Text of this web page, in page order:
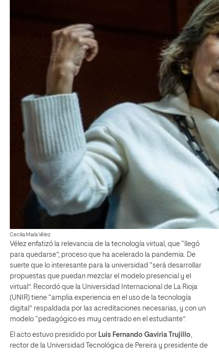
Cecilia María Vélez.
Vélez enfatizó la relevancia de la tecnología virtual, que “llegó
para quedarse”, proceso que ha acelerado la pandemia. De
suerte que lo interesante para la universidad “será desarrollar
propuestas que puedan mezclar el modelo presencial y el
virtual”. Recordó que la Universidad Internacional de La Rioja
(UNIR) tiene “amplia experiencia en el uso de la tecnología
digital” respaldada por las acreditaciones necesarias, y con un
modelo “pedagógico es muy centrado en el estudiante”.
El acto estuvo presidido por Luis Fernando Gaviria Trujillo,
rector de la Universidad Tecnológica de Pereira y presidente de